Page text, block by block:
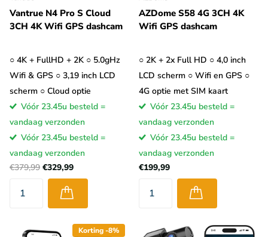
BlackVue heeft
bijvoorbeeld hun eigenBlackVue 'Over the Cloud'dat je met een
maken het erg eenvoudig om te kunnen communiceren met je
dashcam . Zo kun je bijvoorbeeld beelden bekijken en/of
downloaden of op afstand instellingen wijzigen. Ook kun je via
de App meldingen ontvangen wanneer iets in of rondom de auto
is gebeurd. Soms is het ook mogelijk om via de dashcam te
praten met de bestuurder. Dit laatste kan handig zijn voor
transportbedrijven die met hun chauffeur willen communiceren.
Dashcam met Cloud verbinden
Er zijn twee
type Cloud
Vantrue N4 Pro S Cloud
3CH 4K Wifi GPS dashcam
○ 4K + FullHD + 2K ○ 5.0gHz
Wifi & GPS ○ 3,19 inch LCD
scherm ○ Cloud optie
Vóór 23.45u besteld =
vandaag verzonden
Vóór 23.45u besteld =
vandaag verzonden
€379,99 €329,99
AZDome S58 4G 3CH 4K
Wifi GPS dashcam
○ 2K + 2x Full HD ○ 4,0 inch
LCD scherm ○ Wifi en GPS ○
4G optie met SIM kaart
Vóór 23.45u besteld =
vandaag verzonden
Vóór 23.45u besteld =
vandaag verzonden
€199,99
Korting -8%